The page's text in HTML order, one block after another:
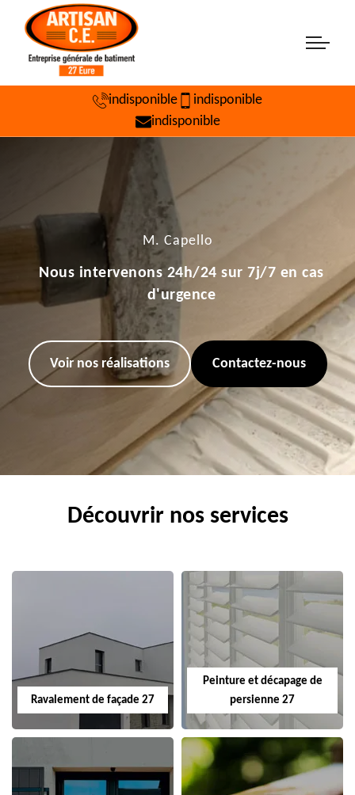
indisponible
indisponible
indisponible
M. Capello
Nous intervenons 24h/24 sur 7j/7 en cas
d'urgence
Voir nos réalisations Contactez-nous
Découvrir nos services
Ravalement de façade 27
Peinture et décapage de
persienne 27